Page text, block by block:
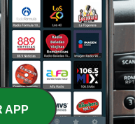
Diego Ruzzarin
APP